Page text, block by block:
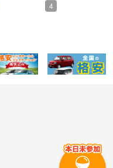
2%還元
4
210 マイル